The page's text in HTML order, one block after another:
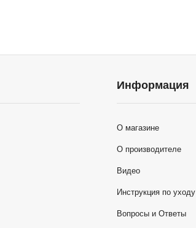
Информация
О магазине
О производителе
Видео
Инструкция по уходу
Вопросы и Ответы